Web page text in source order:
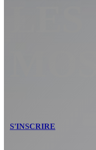
S'INSCRIRE